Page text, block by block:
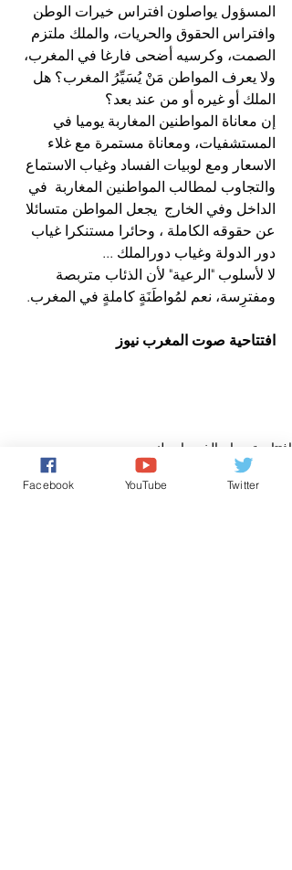
المسؤول يواصلون افتراس خيرات الوطن
وافتراس الحقوق والحريات، والملك ملتزم
الصمت، وكرسيه أضحى فارغا في المغرب،
ولا يعرف المواطن مَنْ يُسَيِّرُ المغرب؟ هل
الملك أو غيره أو من عند بعد؟
إن معاناة المواطنين المغاربة يوميا في
المستشفيات، ومعاناة مستمرة مع غلاء
الاسعار ومع لوبيات الفساد وغياب الاستماع
والتجاوب لمطالب المواطنين المغاربة  في
الداخل وفي الخارج  يجعل المواطن متسائلا
عن حقوقه الكاملة ، وحائرا مستنكرا غياب
دور الدولة وغياب دورالملك ...
لا لأسلوب "الرعية" لأن الذئاب متربصة
ومفترِسة، نعم لمُواطَنَةٍ كاملةٍ في المغرب.
افتتاحية صوت المغرب نيوز
افتتاحية صباح الخير يا وطني
من رسائل الشعب
حقوق الانسان/ Human Rights
Facebook YouTube Twitter